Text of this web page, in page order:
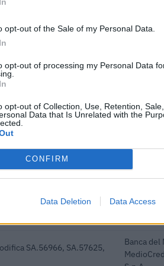
opt-out of the Sale of my Personal Data.
opt-out of processing my Personal Data
opt-out of Collection, Use, Retention,
Data that Is Unrelated with the
CONFIRM
Data Deletion Data Access
– COVID 19 (Artt. 54 -
62 del
Comune
– COVID 19 (Artt. 54 -
62 del
Comune
italiane esportatrici in
per aziende
integrazione
SA.56966, SA.57625,
per aziende
integrazione
SA.56966, SA.57625,
Banca del